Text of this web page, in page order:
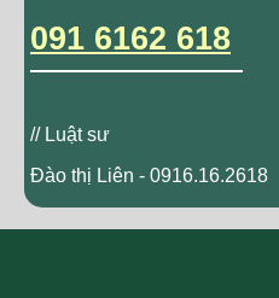
091 6162 618
// Luật sư
Đào thị Liên - 0916.16.2618